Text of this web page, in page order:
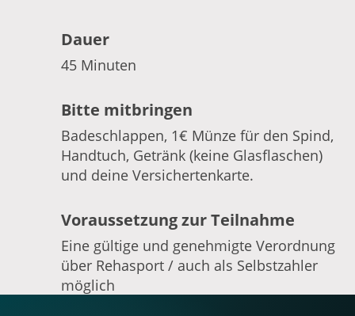
Dauer
45 Minuten
Bitte mitbringen
Badeschlappen, 1€ Münze für den Spind,
Handtuch, Getränk (keine Glasflaschen)
und deine Versichertenkarte.
Voraussetzung zur Teilnahme
Eine gültige und genehmigte Verordnung
über Rehasport / auch als Selbstzahler
möglich